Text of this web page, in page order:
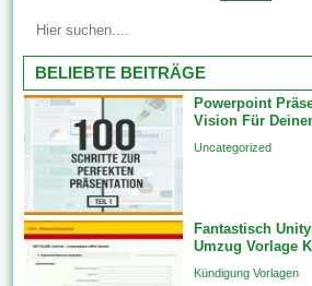
BELIEBTE BEITRÄGE
Powerpoint
Vision Für
Uncategorized
Fantastisch
Umzug Vorlage
Kündigung Vorlagen